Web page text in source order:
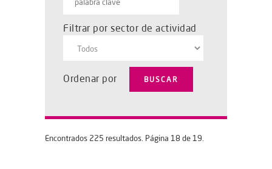
Filtrar por sector de actividad
Ordenar por
Encontrados 225 resultados. Página 18 de 19.